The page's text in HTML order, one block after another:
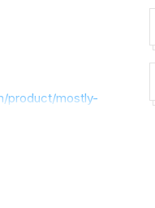
product/mostly-